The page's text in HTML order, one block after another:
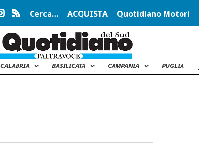
Cerca… ACQUISTA Quotidiano Motori
CALABRIA BASILICATA CAMPANIA PUGLIA